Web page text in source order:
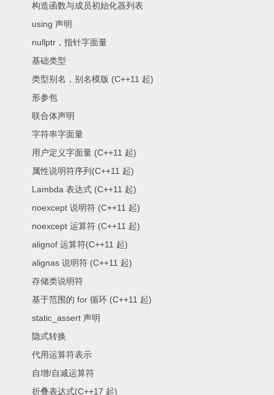
构造函数与成员初始化器列表
using 声明
nullptr，指针字面量
基础类型
类型别名，别名模版 (C++11 起)
形参包
联合体声明
字符串字面量
用户定义字面量 (C++11 起)
属性说明符序列(C++11 起)
Lambda 表达式 (C++11 起)
noexcept 说明符 (C++11 起)
noexcept 运算符 (C++11 起)
alignof 运算符(C++11 起)
alignas 说明符 (C++11 起)
存储类说明符
基于范围的 for 循环 (C++11 起)
static_assert 声明
隐式转换
代用运算符表示
自增/自减运算符
折叠表达式(C++17 起)